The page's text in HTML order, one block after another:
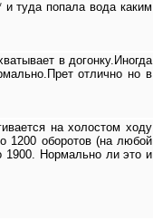
туда попала вода каким
в догонку.Иногда
отлично но в
на холостом ходу
1200 оборотов (на любой
1900. Нормально ли это и